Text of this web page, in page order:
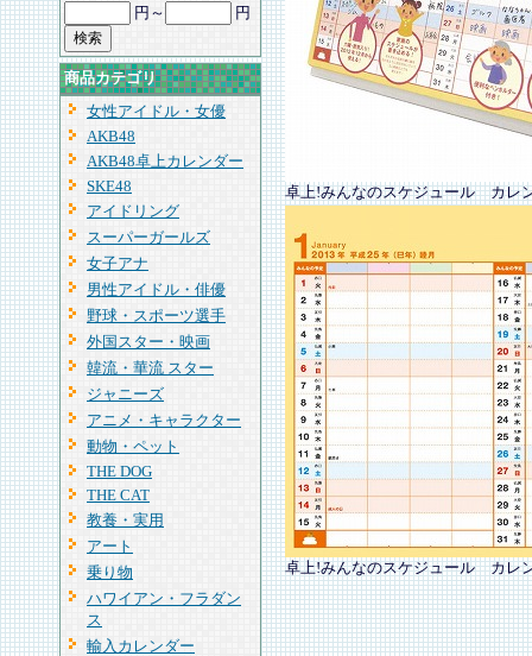
円～
円
商品カテゴリ
女性アイドル・女優
AKB48
AKB48卓上カレンダー
SKE48
アイドリング
スーパーガールズ
女子アナ
男性アイドル・俳優
野球・スポーツ選手
外国スター・映画
韓流・華流 スター
ジャニーズ
アニメ・キャラクター
動物・ペット
THE DOG
THE CAT
教養・実用
アート
乗り物
ハワイアン・フラダン
ス
輸入カレンダー
卓上!みんなのスケジュール カレ
卓上!みんなのスケジュール カレ